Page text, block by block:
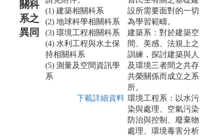
關科
系之
異同
(1) 建築相關科系
(2) 地球科學相關科系
(3) 環境工程相關科系
(4) 水利工程與水土保
持相關科系
(5) 測量及空間資訊學
系
下載詳細資料
設所需要面對的一切
為學習範疇。
建築系：對於建築空
間、美感、法規上之
訓練，探討建築與人
及環境三者間之共存
共榮關係而成立之系
所。
環境工程系：以水污
染與處理、空氣污染
防治與控制、廢棄物
處理、環境毒害分析